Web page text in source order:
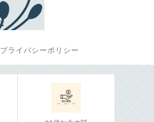
プライバシーポリシー